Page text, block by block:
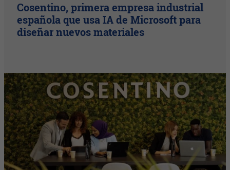
Cosentino, primera empresa industrial
española que usa IA de Microsoft para
diseñar nuevos materiales